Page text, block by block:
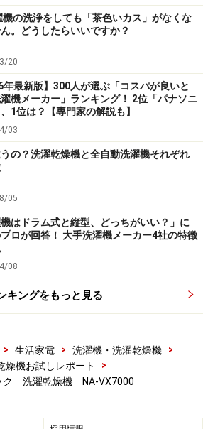
機の洗浄をしても「茶色いカス」がなくな
。どうしたらいいですか？
20
年最新版】300人が選ぶ「コスパが良いと
機メーカー」ランキング！ 2位「パナソニ
1位は？【専門家の解説も】
03
の？洗濯乾燥機と全自動洗濯機それぞれ
05
機はドラム式と縦型、どっちがいい？」に
ロが回答！ 大手洗濯機メーカー4社の特徴
08
キングをもっと見る
> 生活家電 > 洗濯機・洗濯乾燥機
>
燥機お試しレポート
>
ク 洗濯乾燥機 NA-VX7000